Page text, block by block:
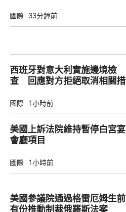
國際 33分鐘前
西班牙對意大利實施邊境檢
查 回應對方拒絕取消相關措
國際 1小時前
美國上訴法院維持暫停白宮宴
會廳項目
國際 1小時前
美國參議院通過格雷厄姆生前
有份推動制裁俄羅斯法案